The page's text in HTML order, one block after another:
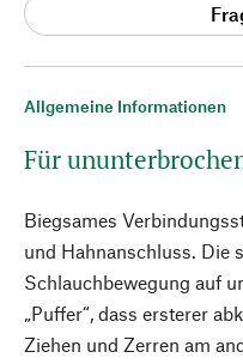
Allgemeine Informationen
Für
Biegsames
und Hahnanschluss. Die
Schlauchbewegung auf
„Puffer“, dass ersterer
Ziehen und Zerren am